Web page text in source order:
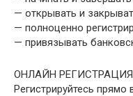
— открывать и
— полноценно
— привязывать
ОНЛАЙН РЕГИСТРАЦИЯ
Регистрируйтесь